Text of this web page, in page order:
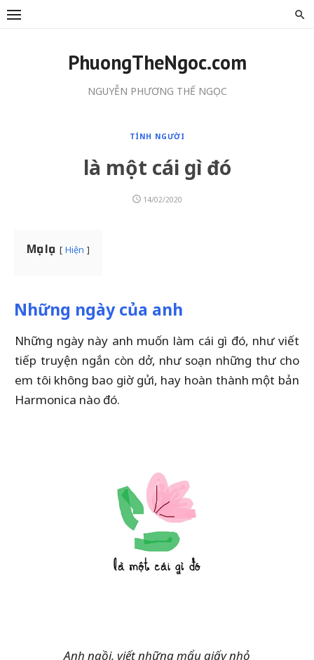
Skip
to
PhuongTheNgoc.com
NGUYỄN PHƯƠNG THẾ NGỌC
TÍNH NGƯỜI
là một cái gì đó
POSTED
14/02/2020
Mục lục Hiện
Những ngày của anh
Những ngày này anh muốn làm cái gì đó, như viết
tiếp truyện ngắn còn dở, như soạn những thư cho
em tôi không bao giờ gửi, hay hoàn thành một bản
Harmonica nào đó.
Anh ngồi, viết những mẩu giấy nhỏ